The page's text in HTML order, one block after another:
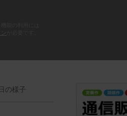
の様子